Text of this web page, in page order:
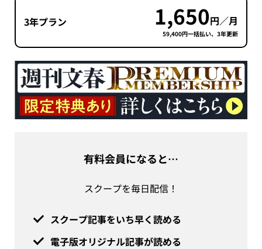
3年プラン 1,650円／月
59,400円一括払い、3年更新
有料会員になると…
スクープを毎日配信！
スクープ記事をいち早く読める
電子版オリジナル記事が読める